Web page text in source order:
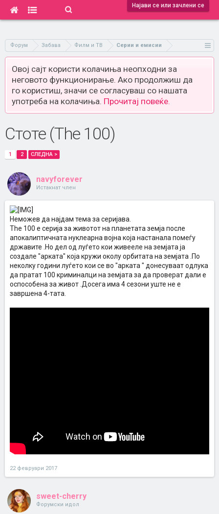
Најави се или зачлени се
Форум Забава Филм и ТВ Серии и емисии
Овој сајт користи колачиња неопходни за
неговото функционирање. Ако продолжиш да
го користиш, значи се согласуваш со нашата
употреба на колачиња. Прочитај повеќе.
Стоте (The 100)
1 2 СЛЕДНА >
navyforever
Истакнат член
Неможев да најдам тема за серијава.
The 100 е серија за животот на планетата земја после
апокалиптичната нуклеарна војна која настанала помеѓу
државите .Но дел од луѓето кои живееле на земјата ја
создале "арката" која кружи околу орбитата на земјата .По
неколку години луѓето кои се во "арката " донесуваат одлука
да пратат 100 криминалци на земјата за да проверат дали е
оспособена за живот .Досега има 4 сезони уште не е
завршена 4-тата.
22 февруари 2017
sweet-cherry
Форумски идол